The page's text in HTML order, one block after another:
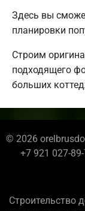
Здесь вы
планировки
Строим
подходящего
больших
© 2026
+7 921 027-
Строительство